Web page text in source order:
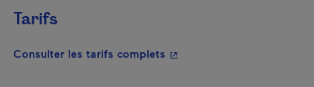
Tarifs
Consulter les tarifs complets - Cet hyperlien s'ouvrira